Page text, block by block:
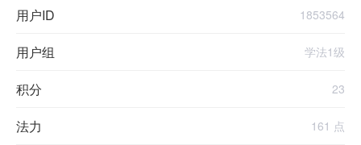
用户ID 1853564
用户组 学法1级
积分 23
法力 161 点